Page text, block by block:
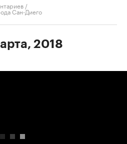
/
Сан-Диего
2018